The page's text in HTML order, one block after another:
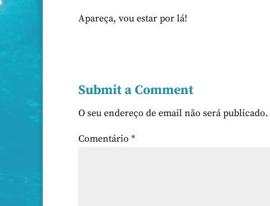
Apareça, vou estar por lá!
Submit a Comment
O seu endereço de email não será publicado.
Comentário *